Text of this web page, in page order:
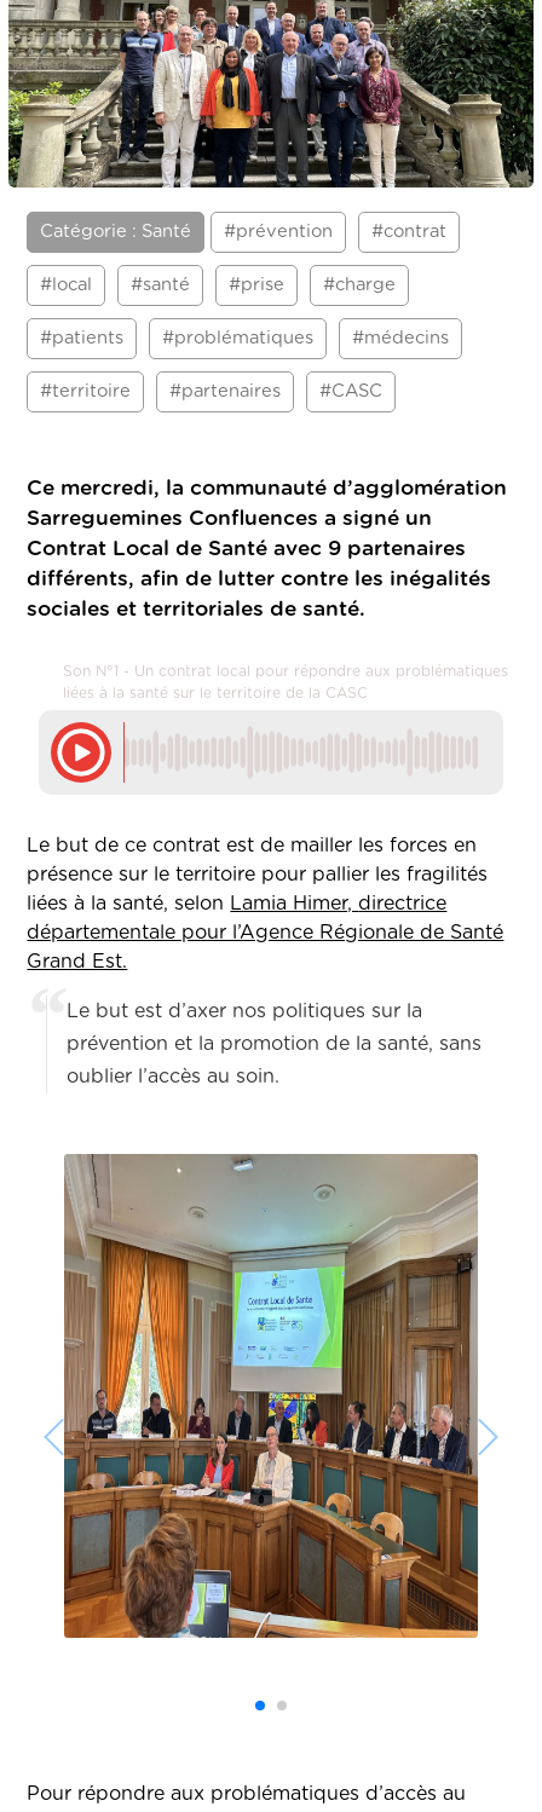
Catégorie : Santé #prévention #contrat
#local #santé #prise #charge
#patients #problématiques #médecins
#territoire #partenaires #CASC
Ce mercredi, la communauté d’agglomération
Sarreguemines Confluences a signé un
Contrat Local de Santé avec 9 partenaires
différents, afin de lutter contre les inégalités
sociales et territoriales de santé.
Son N°1 - Un contrat local pour répondre aux problématiques
liées à la santé sur le territoire de la CASC
Le but de ce contrat est de mailler les forces en
présence sur le territoire pour pallier les fragilités
liées à la santé, selon Lamia Himer, directrice
départementale pour l’Agence Régionale de Santé
Grand Est.
Le but est d’axer nos politiques sur la
prévention et la promotion de la santé, sans
oublier l’accès au soin.
Pour répondre aux problématiques d’accès au